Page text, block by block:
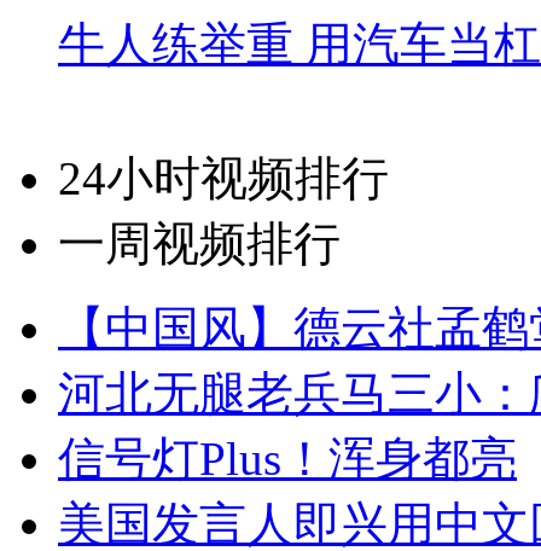
牛人练举重 用汽车当
24小时视频排行
一周视频排行
【中国风】德云社孟
河北无腿老兵马三小
信号灯Plus！浑身都亮
美国发言人即兴用中